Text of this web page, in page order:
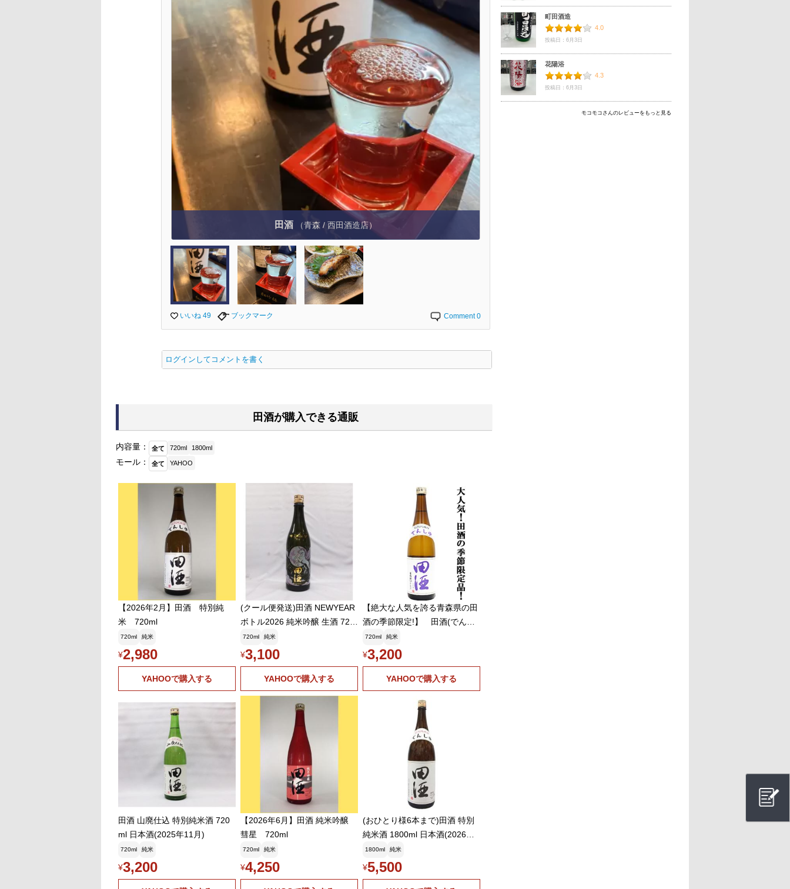
田酒 （青森 / 西田酒造店）
いいね 49 ブックマーク Comment 0
ログインしてコメントを書く
町田酒造
4.0
投稿日：6月3日
花陽浴
4.3
投稿日：6月3日
モコモコさんのレビューをもっと見る
田酒が購入できる通販
内容量： 全て 720ml 1800ml
モール： 全て YAHOO
【2026年2月】田酒 特別純
米 720ml
720ml 純米
¥2,980
YAHOOで購入する
(クール便発送)田酒 NEWYEAR
ボトル2026 純米吟醸 生酒 720
ml日本酒 干支ラベル(2025年12
月)
720ml 純米
¥3,100
YAHOOで購入する
【絶大な人気を誇る青森県の田
酒の季節限定!】 田酒(でんし
ゅ) 特別純米酒 古城錦(こじ
ょうにしき) 精米歩合55% 7
20ml(四合瓶)(クール便推奨)(k)
720ml 純米
¥3,200
YAHOOで購入する
田酒 山廃仕込 特別純米酒 720
ml 日本酒(2025年11月)
720ml 純米
¥3,200
【2026年6月】田酒 純米吟醸
彗星 720ml
720ml 純米
¥4,250
(おひとり様6本まで)田酒 特別
純米酒 1800ml 日本酒(2026年1
月)
1800ml 純米
¥5,500